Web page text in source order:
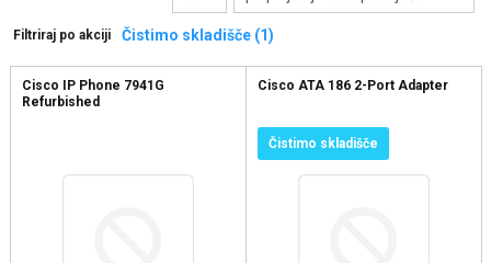
Filtriraj po akciji Čistimo skladišče (1)
Cisco IP Phone 7941G
Refurbished
Cisco ATA 186 2-Port Adapter
Čistimo skladišče